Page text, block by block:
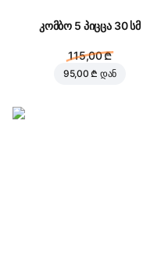
კომბო 5 პიცცა 30 სმ
115,00 ₾
95,00 ₾ დან